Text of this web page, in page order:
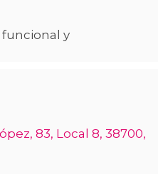
y
83, Local 8, 38700,